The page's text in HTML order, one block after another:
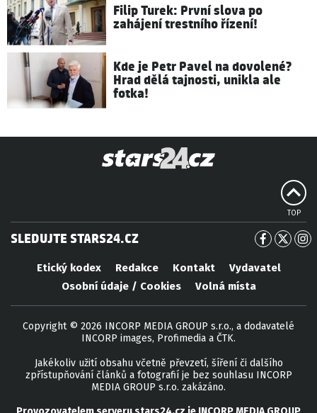
Filip Turek: První slova po
zahájení trestního řízení!
Kde je Petr Pavel na dovolené?
Hrad dělá tajnosti, unikla ale
fotka!
TOP
SLEDUJTE STARS24.CZ
Etický kodex Redakce Kontakt
Vydavatel
Osobní údaje / Cookies
Volná místa
Copyright © 2026 INCORP MEDIA GROUP s.r.o., a dodavatelé
INCORP images, Profimedia a ČTK.
Jakékoliv užití obsahu včetně převzetí, šíření či dalšího
zpřístupňování článků a fotografií je bez souhlasu INCORP
MEDIA GROUP s.r.o. zakázáno.